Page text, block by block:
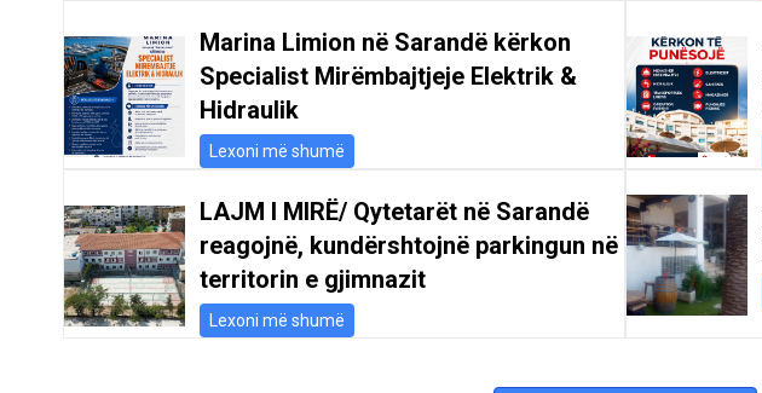
Marina Limion në Sarandë kërkon
Specialist Mirëmbajtjeje Elektrik &
Hidraulik
Lexoni më shumë
LAJM I MIRË/ Qytetarët në Sarandë
reagojnë, kundërshtojnë parkingun në
territorin e gjimnazit
Lexoni më shumë